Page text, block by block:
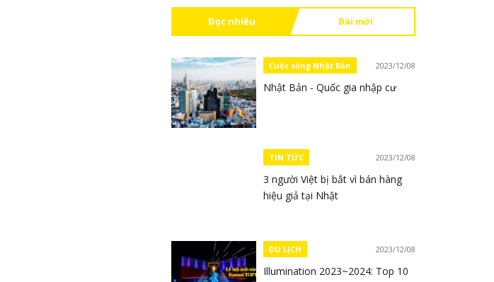
Đọc nhiều Bài mới
Cuộc sống Nhật Bản 2023/12/08
Nhật Bản - Quốc gia nhập cư
TIN TỨC 2023/12/08
3 người Việt bị bắt vì bán hàng
hiệu giả tại Nhật
DU LỊCH 2023/12/08
Illumination 2023~2024: Top 10